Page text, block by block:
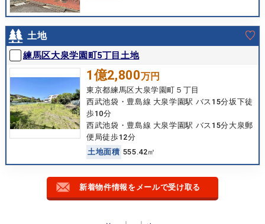
土地
練馬区大泉学園町5丁目土地
1億2,800万円
東京都練馬区大泉学園町５丁目
西武池袋・豊島線 大泉学園駅 バス15分坂下徒
歩10分
西武池袋・豊島線 大泉学園駅 バス15分大泉郵
便局徒歩12分
土地面積 555.42㎡
新着物件情報をメールで受け取る